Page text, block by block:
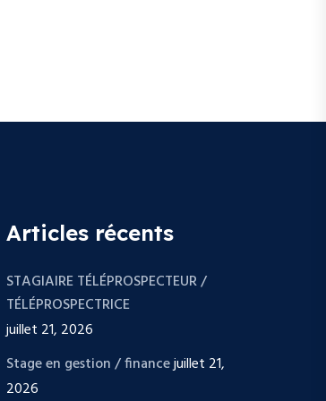
Articles récents
STAGIAIRE TÉLÉPROSPECTEUR /
TÉLÉPROSPECTRICE
juillet 21, 2026
Stage en gestion / financejuillet 21,
2026